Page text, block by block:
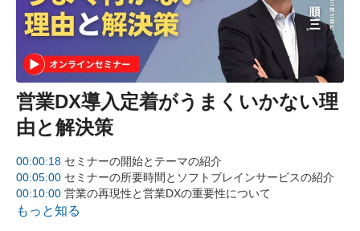
営業DX導入定着がうまくいかない理
由と解決策
00:00:18 セミナーの開始とテーマの紹介
00:05:00 セミナーの所要時間とソフトブレインサービスの紹介
00:10:00 営業の再現性と営業DXの重要性について
00:15:00ソフトブレインサービスの事例紹介
もっと知る